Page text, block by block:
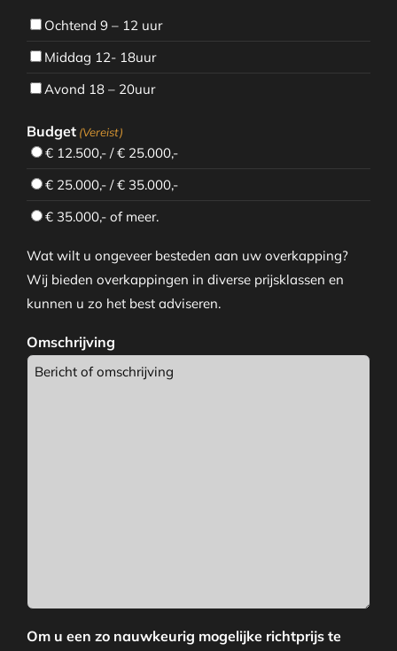
Ochtend 9 – 12 uur
Middag 12- 18uur
Avond 18 – 20uur
Budget (Vereist)
€ 12.500,- / € 25.000,-
€ 25.000,- / € 35.000,-
€ 35.000,- of meer.
Wat wilt u ongeveer besteden aan uw overkapping?
Wij bieden overkappingen in diverse prijsklassen en
kunnen u zo het best adviseren.
Omschrijving
Om u een zo nauwkeurig mogelijke richtprijs te